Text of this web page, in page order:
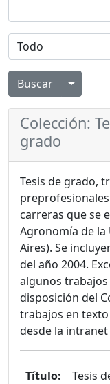
Colección:
grado
Tesis de grado,
carreras que se
Agronomía de la
Aires). Se
del año 2004.
algunos
disposición del
trabajos en
desde la intranet
Título:
Tesis